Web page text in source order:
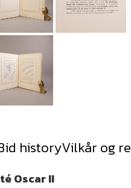
historyVilkår og
Oscar II